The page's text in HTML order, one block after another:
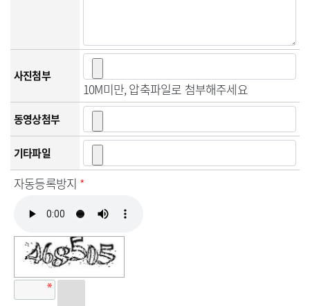
사진첨부
10M미만, 압축파일로 첨부해주세요
동영상첨부
기타파일
자동등록방지 *